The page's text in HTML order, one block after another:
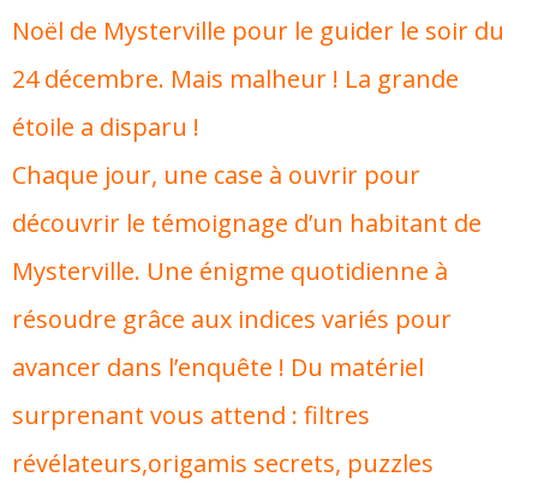
Noël de Mysterville pour le guider le soir du
24 décembre. Mais malheur ! La grande
étoile a disparu !
Chaque jour, une case à ouvrir pour
découvrir le témoignage d’un habitant de
Mysterville. Une énigme quotidienne à
résoudre grâce aux indices variés pour
avancer dans l’enquête ! Du matériel
surprenant vous attend : filtres
révélateurs,origamis secrets, puzzles